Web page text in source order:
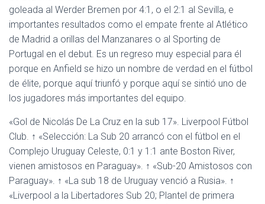
goleada al Werder Bremen por 4:1, o el 2:1 al Sevilla, e
importantes resultados como el empate frente al Atlético
de Madrid a orillas del Manzanares o al Sporting de
Portugal en el debut. Es un regreso muy especial para él
porque en Anfield se hizo un nombre de verdad en el fútbol
de élite, porque aquí triunfó y porque aquí se sintió uno de
los jugadores más importantes del equipo.
«Gol de Nicolás De La Cruz en la sub 17». Liverpool Fútbol
Club. ↑ «Selección: La Sub 20 arrancó con el fútbol en el
Complejo Uruguay Celeste, 0:1 y 1:1 ante Boston River,
vienen amistosos en Paraguay». ↑ «Sub-20 Amistosos con
Paraguay». ↑ «La sub 18 de Uruguay venció a Rusia». ↑
«Liverpool a la Libertadores Sub 20; Plantel de primera